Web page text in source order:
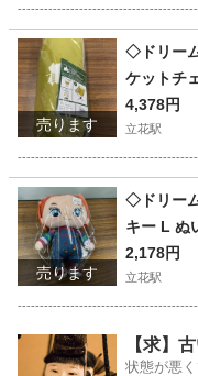
兵庫 尼崎市 立花駅
売ります
◇ドリーム
ケットチ
割引対象
4,378円
立花駅
兵庫 尼崎市 立花駅
売ります
◇ドリー
キー L ぬ
2,178円
立花駅
兵庫 尼崎市 立花駅
【求】
状態が悪